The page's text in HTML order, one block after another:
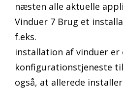
næsten alle aktuelle
Vinduer 7 Brug et
f.eks.
installation af vinduer
konfigurationstjeneste
også, at allerede